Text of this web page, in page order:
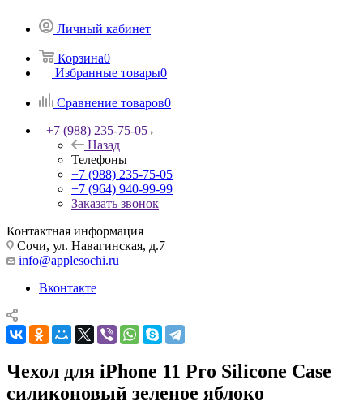
Личный кабинет
Корзина0
Избранные товары0
Сравнение товаров0
+7 (988) 235-75-05
Назад
Телефоны
+7 (988) 235-75-05
+7 (964) 940-99-99
Заказать звонок
Контактная информация
Сочи, ул. Навагинская, д.7
info@applesochi.ru
Вконтакте
Чехол для iPhone 11 Pro Silicone Case
силиконовый зеленое яблоко